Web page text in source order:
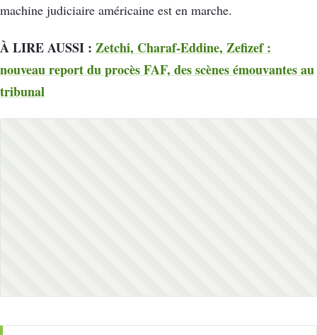
machine judiciaire américaine est en marche.
À LIRE AUSSI : Zetchi, Charaf-Eddine, Zefizef :
nouveau report du procès FAF, des scènes émouvantes au
tribunal